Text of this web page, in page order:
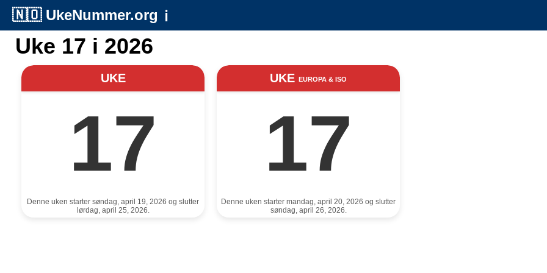
🇳🇴 UkeNummer.org ℹ️
Uke 17 i 2026
UKE
17
Denne uken starter søndag, april 19, 2026 og slutter
lørdag, april 25, 2026.
UKE EUROPA & ISO
17
Denne uken starter mandag, april 20, 2026 og slutter
søndag, april 26, 2026.